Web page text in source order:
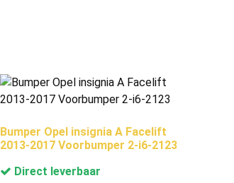
Bumper Opel insignia A Facelift
2013-2017 Voorbumper 2-i6-2123
Direct leverbaar